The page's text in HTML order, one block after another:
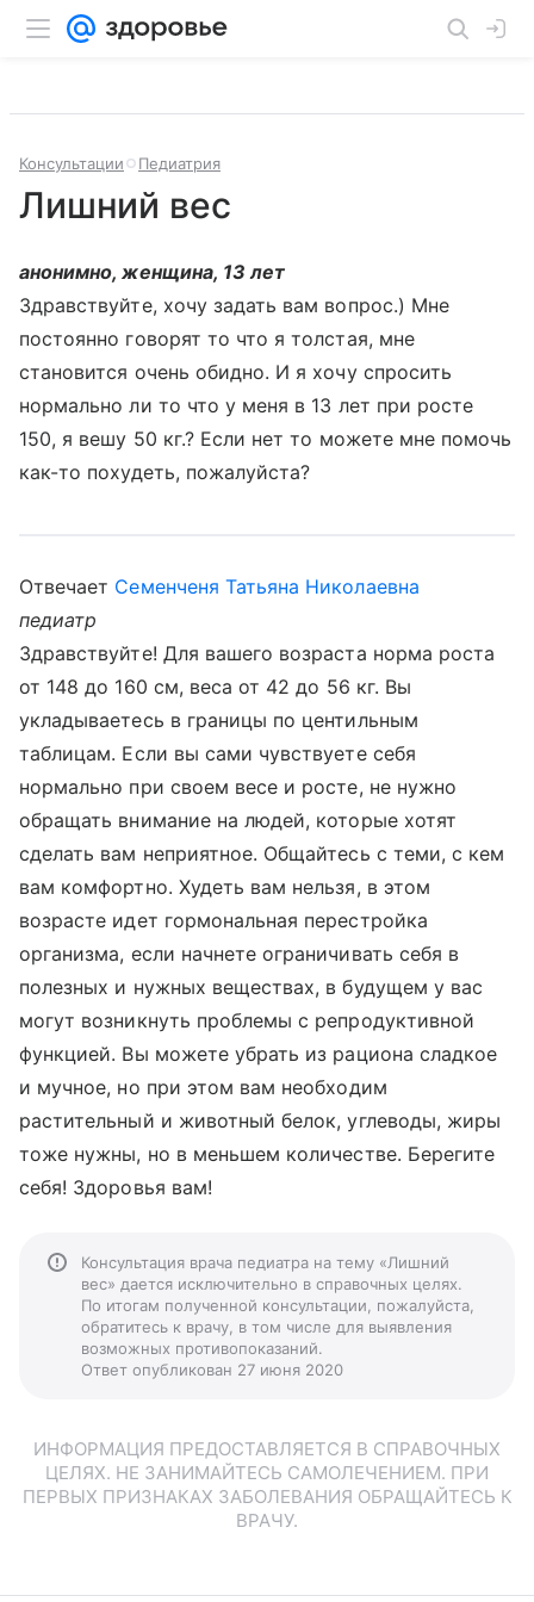
Консультации Педиатрия
Лишний вес
анонимно, женщина, 13 лет
Здравствуйте, хочу задать вам вопрос.) Мне
постоянно говорят то что я толстая, мне
становится очень обидно. И я хочу спросить
нормально ли то что у меня в 13 лет при росте
150, я вешу 50 кг.? Если нет то можете мне помочь
как-то похудеть, пожалуйста?
Отвечает Семенченя Татьяна Николаевна
педиатр
Здравствуйте! Для вашего возраста норма роста
от 148 до 160 см, веса от 42 до 56 кг. Вы
укладываетесь в границы по центильным
таблицам. Если вы сами чувствуете себя
нормально при своем весе и росте, не нужно
обращать внимание на людей, которые хотят
сделать вам неприятное. Общайтесь с теми, с кем
вам комфортно. Худеть вам нельзя, в этом
возрасте идет гормональная перестройка
организма, если начнете ограничивать себя в
полезных и нужных веществах, в будущем у вас
могут возникнуть проблемы с репродуктивной
функцией. Вы можете убрать из рациона сладкое
и мучное, но при этом вам необходим
растительный и животный белок, углеводы, жиры
тоже нужны, но в меньшем количестве. Берегите
себя! Здоровья вам!
Консультация врача педиатра на тему «Лишний
вес» дается исключительно в справочных целях.
По итогам полученной консультации, пожалуйста,
обратитесь к врачу, в том числе для выявления
возможных противопоказаний.
Ответ опубликован 27 июня 2020
ИНФОРМАЦИЯ ПРЕДОСТАВЛЯЕТСЯ В СПРАВОЧНЫХ
ЦЕЛЯХ. НЕ ЗАНИМАЙТЕСЬ САМОЛЕЧЕНИЕМ. ПРИ
ПЕРВЫХ ПРИЗНАКАХ ЗАБОЛЕВАНИЯ ОБРАЩАЙТЕСЬ К
ВРАЧУ.